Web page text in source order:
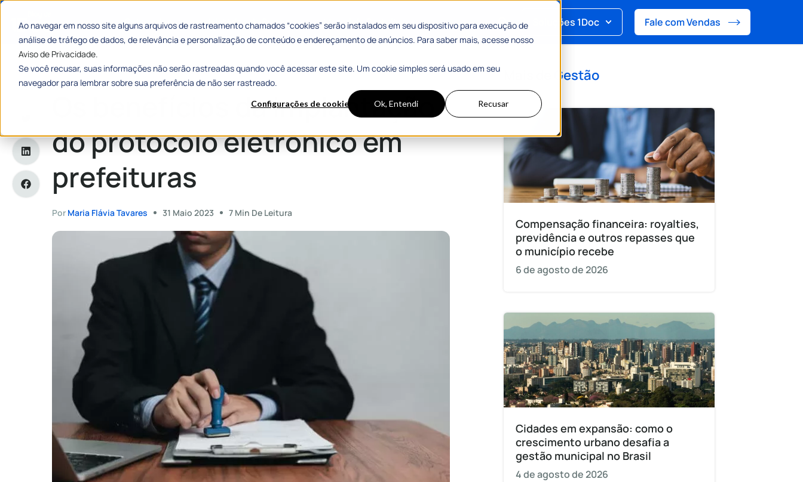
Ao navegar em nosso site alguns arquivos de rastreamento chamados “cookies” serão instalados em seu dispositivo para execução de
análise de tráfego de dados, de relevância e personalização de conteúdo e endereçamento de anúncios. Para saber mais, acesse nosso
Aviso de Privacidade.
Se você recusar, suas informações não serão rastreadas quando você acessar este site. Um cookie simples será usado em seu
navegador para lembrar sobre sua preferência de não ser rastreado.
Configurações de cookies Ok, Entendi Recusar
Categorias Histórias de Sucesso Materiais Gratuitos Soluções 1Doc Fale com Vendas
Home»Os benefícios da implantação do protocolo eletrônico em prefeituras
Os benefícios da implantação
do protocolo eletrônico em
prefeituras
Por Maria Flávia Tavares 31 Maio 2023 7 Min De Leitura
Gestão
Compensação financeira: royalties,
previdência e outros repasses que
o município recebe
6 de agosto de 2026
Cidades em expansão: como o
crescimento urbano desafia a
gestão municipal no Brasil
4 de agosto de 2026